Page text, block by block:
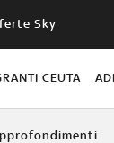
Sky
CEUTA